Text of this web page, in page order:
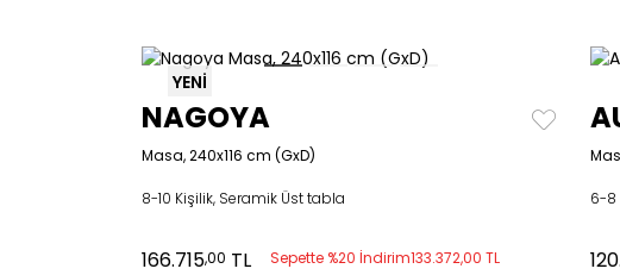
YENİ
NAGOYA
Masa, 240x116 cm (GxD)
8-10 Kişilik, Seramik Üst tabla
166.715,00 TL Sepette %20 İndirim133.372,00 TL
6-8